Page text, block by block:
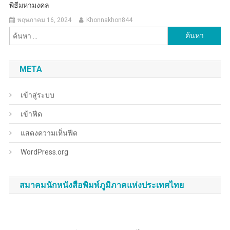
พิธีมหามงคล
พฤษภาคม 16, 2024 Khonnakhon844
สำหรับ:
META
เข้าสู่ระบบ
เข้าฟีด
แสดงความเห็นฟีด
WordPress.org
สมาคมนักหนังสือพิมพ์ภูมิภาคแห่งประเทศไทย